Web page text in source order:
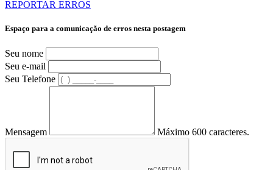
REPORTAR ERROS
Espaço para a comunicação de erros nesta postagem
Seu nome
Seu e-mail
Seu Telefone
Mensagem Máximo 600 caracteres.